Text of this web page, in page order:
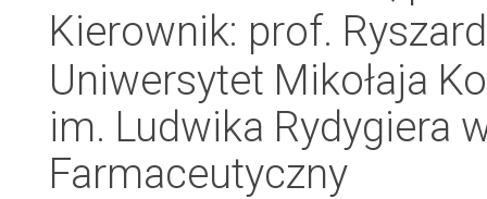
Kierownik: prof.
Uniwersytet Mikołaja
im. Ludwika Rydygiera
Farmaceutyczny